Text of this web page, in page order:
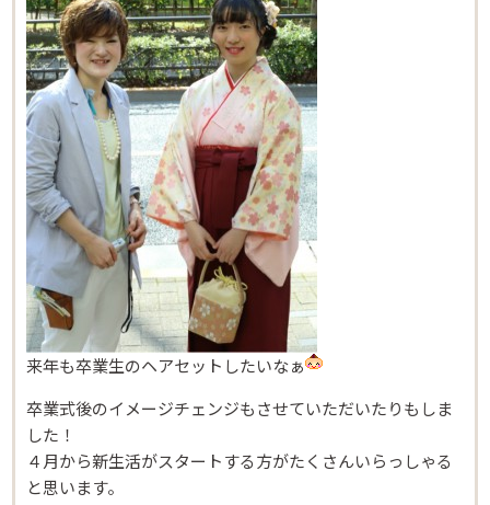
来年も卒業生のヘアセットしたいなぁ
卒業式後のイメージチェンジもさせていただいたりもしま
した！
４月から新生活がスタートする方がたくさんいらっしゃる
と思います。
Beautism
茗荷谷店
本郷三丁目店